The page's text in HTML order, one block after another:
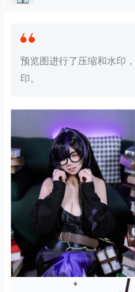
预览图进行了压缩和水印
印。